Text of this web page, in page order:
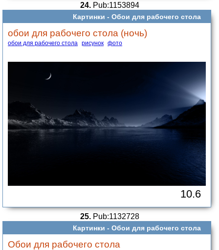
24.Pub:1153894
Картинки - Обои для рабочего стола
обои для рабочего стола (ночь)
обои для рабочего стола рисунок фото
10.6
25.Pub:1132728
Картинки - Обои для рабочего стола
Обои для рабочего стола